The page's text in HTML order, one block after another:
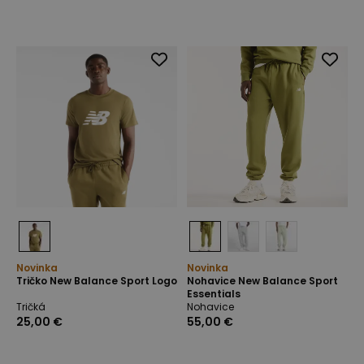
Novinka
Tričko New Balance Sport Logo
Tričká
25,00 €
Novinka
Nohavice New Balance Sport
Essentials
Nohavice
55,00 €